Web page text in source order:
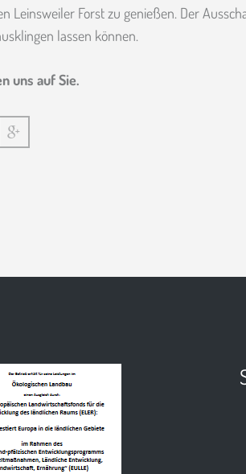
Leinsweiler Forst zu genießen. Der
lassen können.
uns auf Sie.